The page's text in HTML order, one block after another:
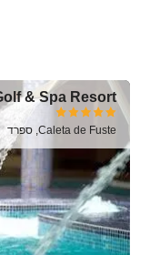
& Spa Resort
Caleta de Fuste, ספרד